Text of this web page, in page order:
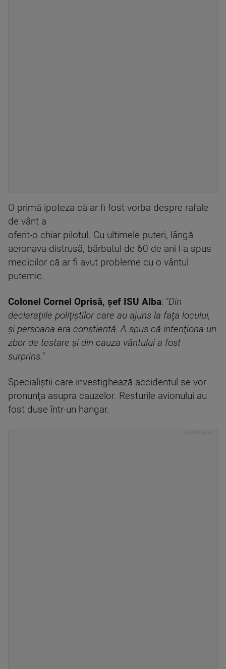
O primă ipoteza că ar fi fost vorba despre rafale
de vânt a
oferit-o chiar pilotul. Cu ultimele puteri, lângă
aeronava distrusă, bărbatul de 60 de ani l-a spus
medicilor că ar fi avut probleme cu o vântul
puternic.
Colonel Cornel Oprisă, şef ISU Alba: "Din
declaraţiile poliţiştilor care au ajuns la faţa locului,
şi persoana era conştientă. A spus că intenţiona un
zbor de testare şi din cauza vântului a fost
surprins."
Specialiştii care investighează accidentul se vor
pronunţa asupra cauzelor. Resturile avionului au
fost duse într-un hangar.